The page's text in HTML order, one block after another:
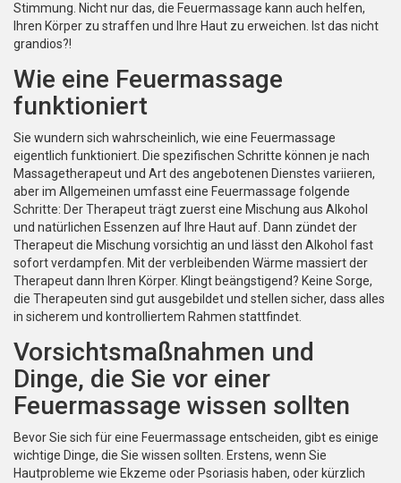
Stimmung. Nicht nur das, die Feuermassage kann auch helfen,
Ihren Körper zu straffen und Ihre Haut zu erweichen. Ist das nicht
grandios?!
Wie eine Feuermassage
funktioniert
Sie wundern sich wahrscheinlich, wie eine Feuermassage
eigentlich funktioniert. Die spezifischen Schritte können je nach
Massagetherapeut und Art des angebotenen Dienstes variieren,
aber im Allgemeinen umfasst eine Feuermassage folgende
Schritte: Der Therapeut trägt zuerst eine Mischung aus Alkohol
und natürlichen Essenzen auf Ihre Haut auf. Dann zündet der
Therapeut die Mischung vorsichtig an und lässt den Alkohol fast
sofort verdampfen. Mit der verbleibenden Wärme massiert der
Therapeut dann Ihren Körper. Klingt beängstigend? Keine Sorge,
die Therapeuten sind gut ausgebildet und stellen sicher, dass alles
in sicherem und kontrolliertem Rahmen stattfindet.
Vorsichtsmaßnahmen und
Dinge, die Sie vor einer
Feuermassage wissen sollten
Bevor Sie sich für eine Feuermassage entscheiden, gibt es einige
wichtige Dinge, die Sie wissen sollten. Erstens, wenn Sie
Hautprobleme wie Ekzeme oder Psoriasis haben, oder kürzlich